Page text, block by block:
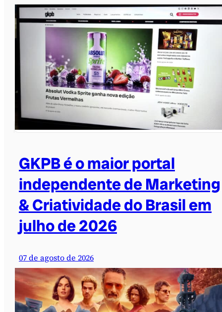
GKPB é o maior portal
independente de Marketing
& Criatividade do Brasil em
julho de 2026
07 de agosto de 2026